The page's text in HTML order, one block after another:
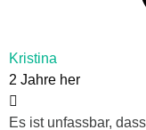
Kristina
2 Jahre her
Es ist unfassbar,